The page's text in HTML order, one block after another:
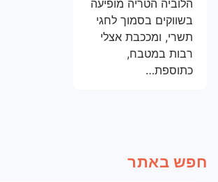
עמדת ארוחת בוקר
דוכן ישראלי ליום העצמאות
עמדת קישים, טורטיות וסלטים לשבועות
הרצאות מעוררות השראה
סדנאות תנועה
רפואה מונעת במקום העבודה
סדנאות צמחי מרפא ורוקחות טבעית
הלוביה הטריה מופיעה
בשווקים בסמוך לחגי
תשרי, ומככבת אצלי
רבות במטבח,
כתוספת…
חפש באתר